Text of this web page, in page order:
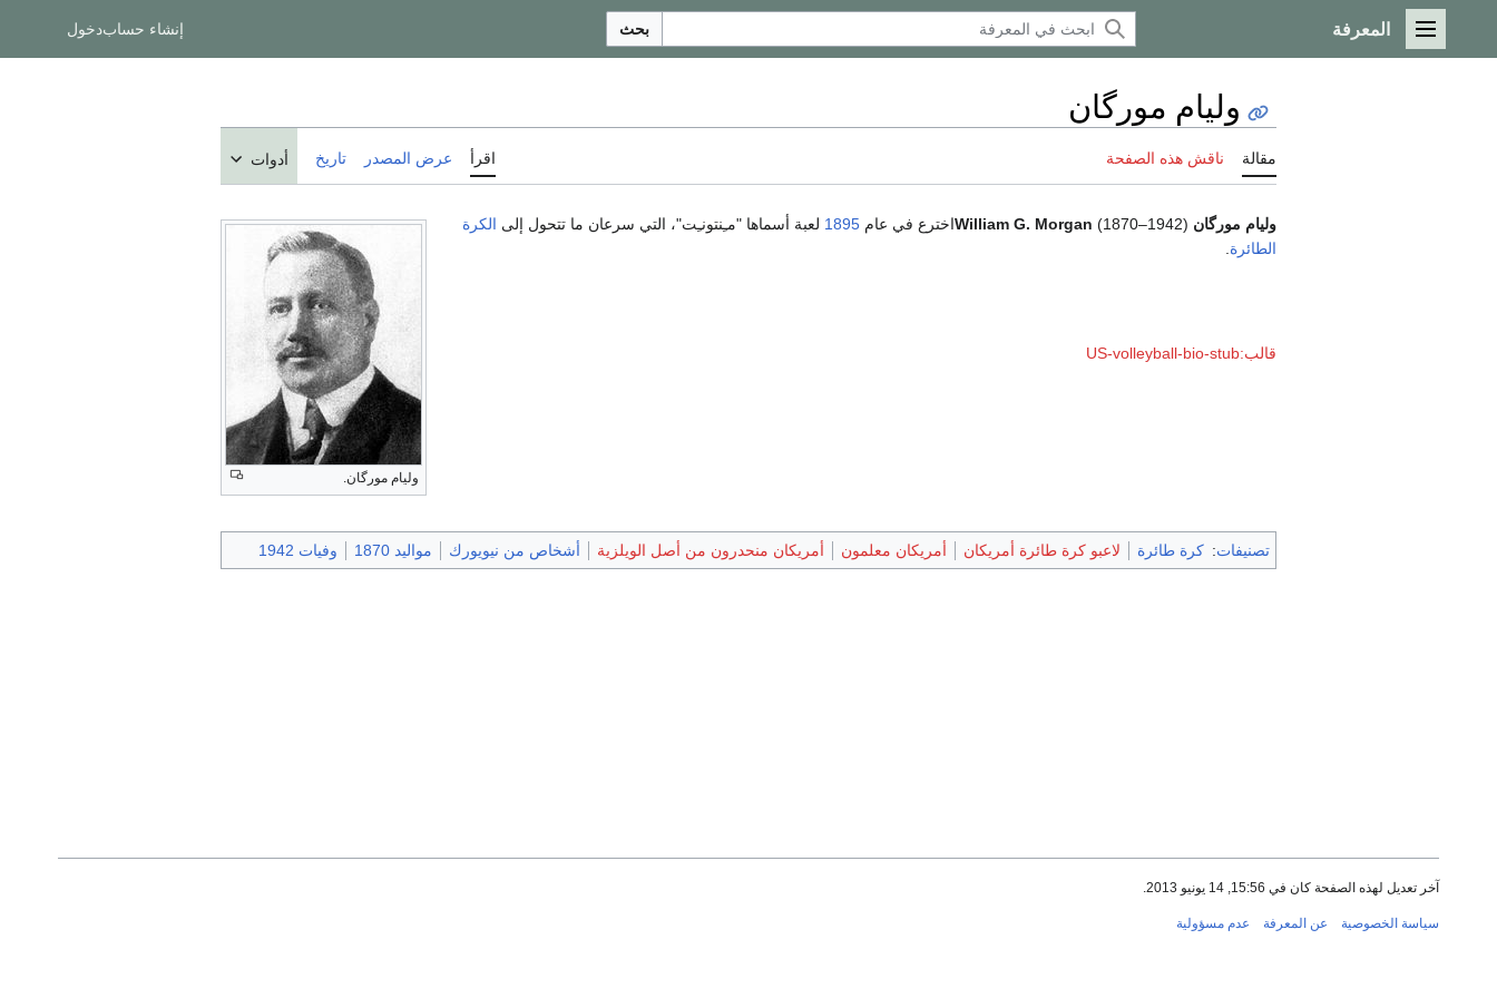
القائمة الرئيسية
المعرفة بحث إنشاء حسابدخول
وليام مورگان
مقالة ناقش هذه الصفحة اقرأ عرض المصدر تاريخ أدوات
وليام مورگان.
وليام مورگان William G. Morgan (1870–1942)اخترع في عام 1895 لعبة أسماها "مـِنتونـِت"، التي سرعان ما تتحول إلى الكرة
الطائرة
قالب:US-volleyball-bio-stub
تصنيفات: كرة طائرة لاعبو كرة طائرة أمريكان أمريكان معلمون أمريكان منحدرون من أصل الويلزية أشخاص من نيويورك مواليد 1870 وفيات 1942
آخر تعديل لهذه الصفحة كان في 15:56, 14 يونيو 2013.
سياسة الخصوصية عن المعرفة عدم مسؤولية